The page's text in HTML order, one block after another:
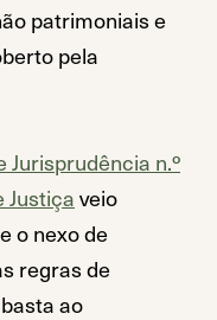
patrimoniais e
pela
n.º
Justiça veio
o nexo de
regras de
ao